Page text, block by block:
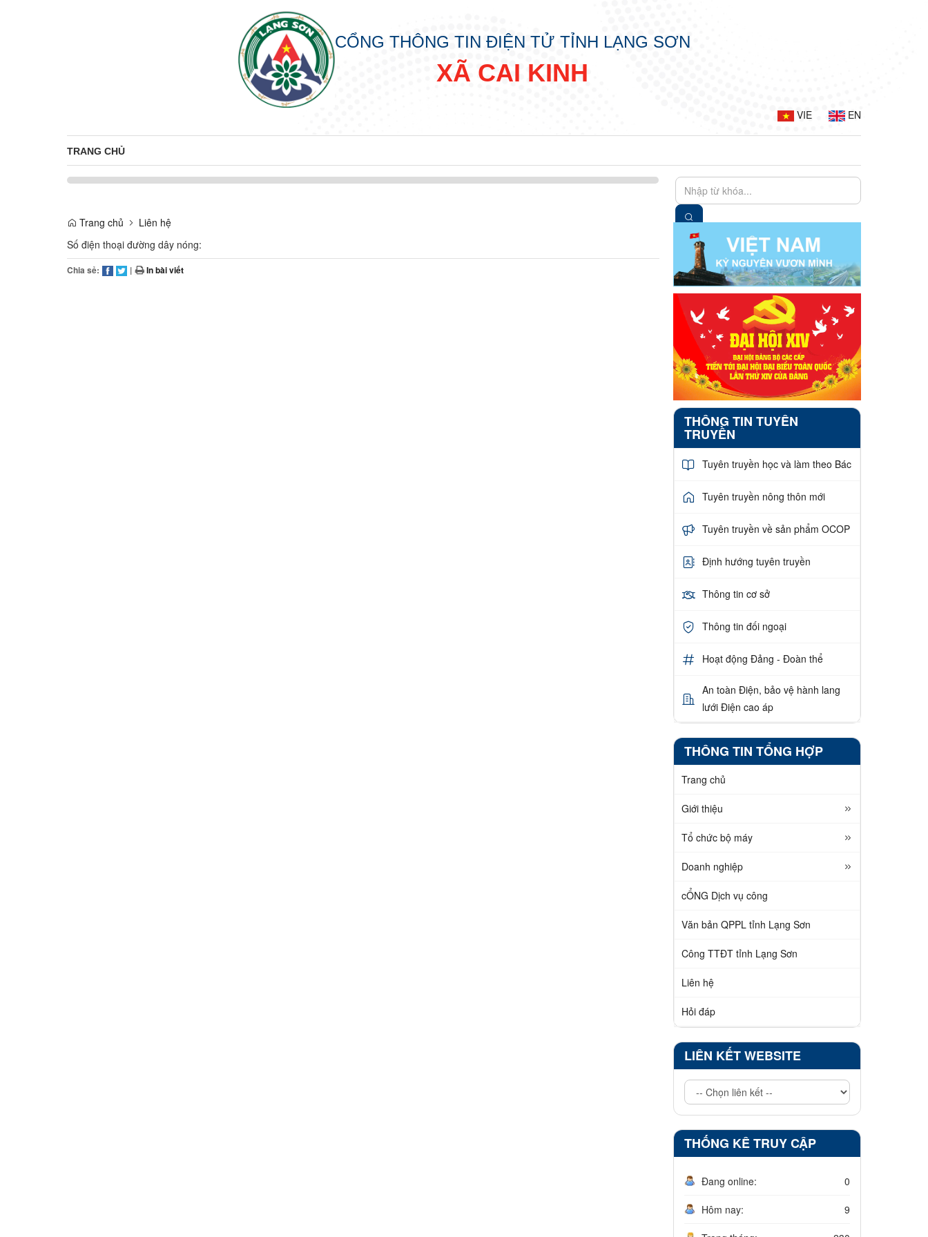
CỔNG THÔNG TIN ĐIỆN TỬ TỈNH LẠNG SƠN
XÃ CAI KINH
VIE EN
TRANG CHỦ
Trang chủ
Liên hệ
Số điện thoại đường dây nóng:
Chia sẻ: | In bài viết
THÔNG TIN TUYÊN
TRUYỀN
Tuyên truyền học và làm theo Bác
Tuyên truyền nông thôn mới
Tuyên truyền về sản phẩm OCOP
Định hướng tuyên truyền
Thông tin cơ sở
Thông tin đối ngoại
Hoạt động Đảng - Đoàn thể
An toàn Điện, bảo vệ hành lang
lưới Điện cao áp
THÔNG TIN TỔNG HỢP
Trang chủ
Giới thiệu
Tổ chức bộ máy
Doanh nghiệp
cỔNG Dịch vụ công
Văn bản QPPL tỉnh Lạng Sơn
Công TTĐT tỉnh Lạng Sơn
Liên hệ
Hỏi đáp
LIÊN KẾT WEBSITE
THỐNG KÊ TRUY CẬP
Đang online: 0
Hôm nay: 9